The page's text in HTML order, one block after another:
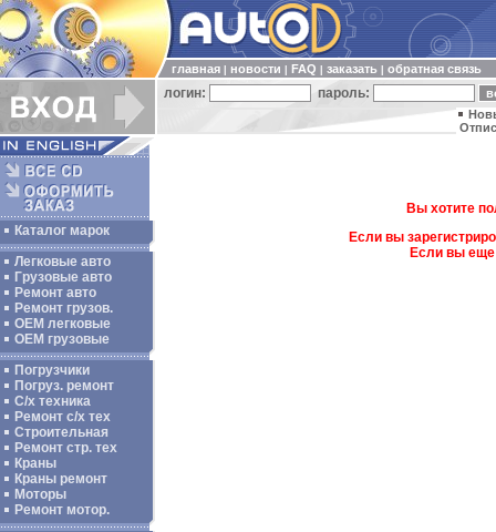
главная новости FAQ заказать обратная связь
логин: пароль:
Каталог марок
Легковые авто
Грузовые авто
Ремонт авто
Ремонт грузов.
ОЕМ легковые
OEM грузовые
Погрузчики
Погруз. ремонт
С/х техника
Ремонт с/х тех
Строительная
Ремонт стр. тех
Краны
Краны ремонт
Моторы
Ремонт мотор.
Вы хотите
Если вы
Если вы еще